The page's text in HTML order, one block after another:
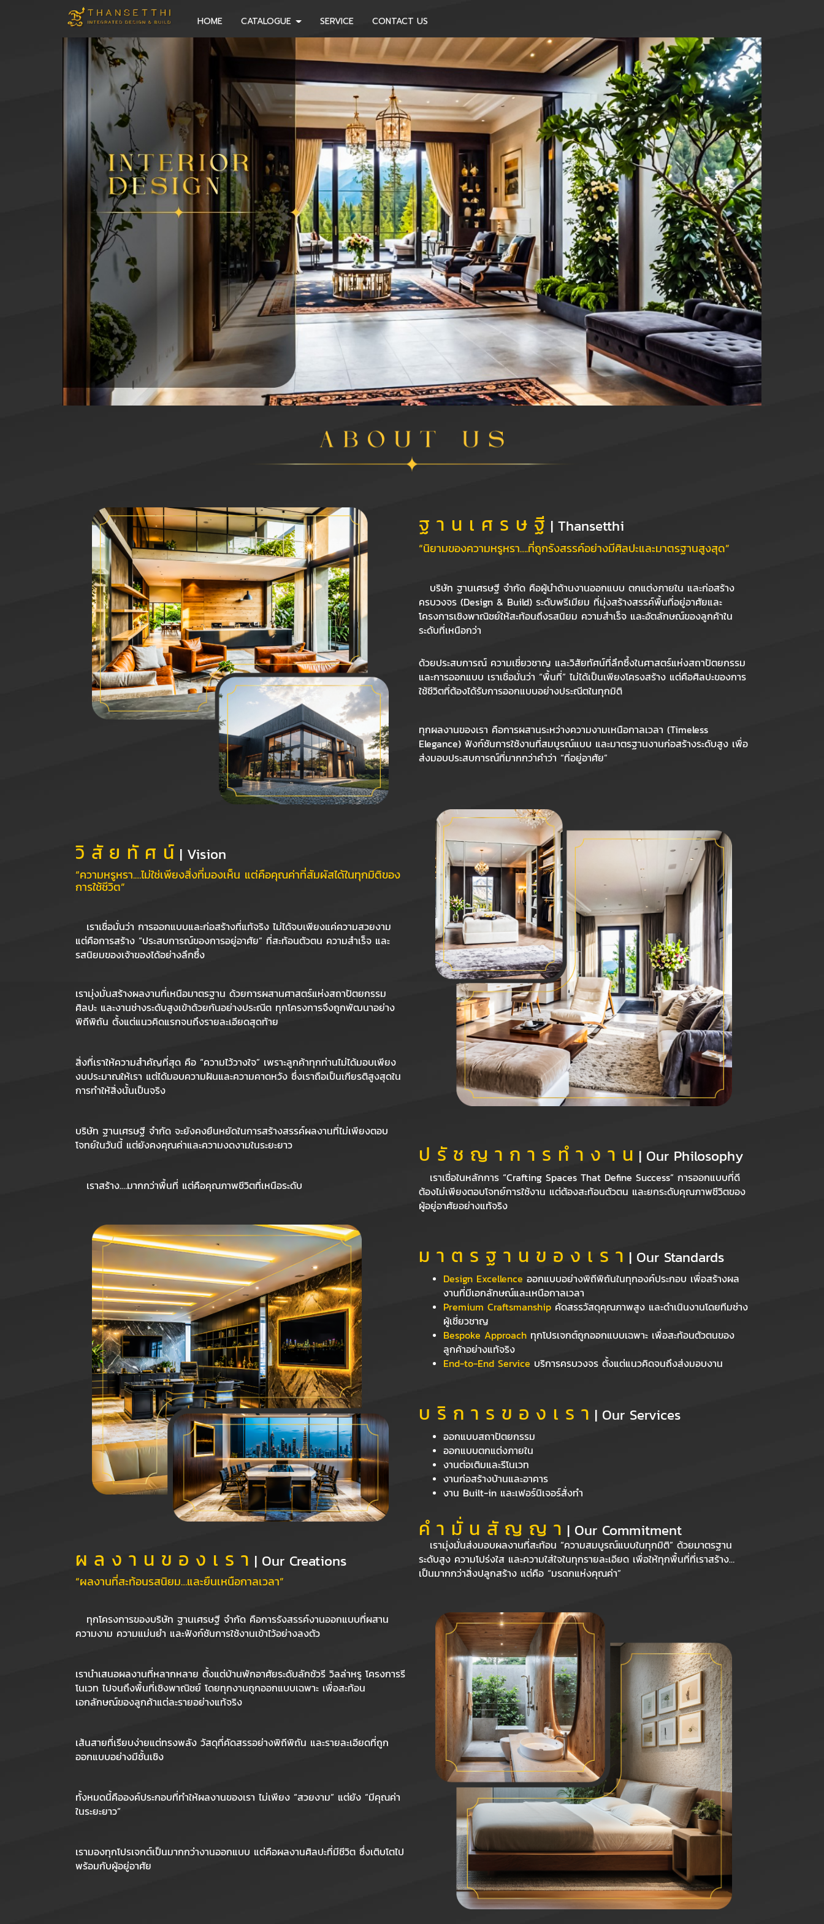
HOME CATALOGUE SERVICE CONTACT US
วิ สั ย ทั ศ น์ | Vision
“ความหรูหรา.…ไม่ใช่เพียงสิ่งที่มองเห็น แต่คือคุณค่าที่สัมผัสได้ในทุกมิติของ
การใช้ชีวิต”
เราเชื่อมั่นว่า การออกแบบและก่อสร้างที่แท้จริง ไม่ได้จบเพียงแค่ความสวยงาม
แต่คือการสร้าง “ประสบการณ์ของการอยู่อาศัย” ที่สะท้อนตัวตน ความสำเร็จ และ
รสนิยมของเจ้าของได้อย่างลึกซึ้ง
เรามุ่งมั่นสร้างผลงานที่เหนือมาตรฐาน ด้วยการผสานศาสตร์แห่งสถาปัตยกรรม
ศิลปะ และงานช่างระดับสูงเข้าด้วยกันอย่างประณีต ทุกโครงการจึงถูกพัฒนาอย่าง
พิถีพิถัน ตั้งแต่แนวคิดแรกจนถึงรายละเอียดสุดท้าย
สิ่งที่เราให้ความสำคัญที่สุด คือ “ความไว้วางใจ” เพราะลูกค้าทุกท่านไม่ได้มอบเพียง
งบประมาณให้เรา แต่ได้มอบความฝันและความคาดหวัง ซึ่งเราถือเป็นเกียรติสูงสุดใน
การทำให้สิ่งนั้นเป็นจริง
บริษัท ฐานเศรษฐี จำกัด จะยังคงยืนหยัดในการสร้างสรรค์ผลงานที่ไม่เพียงตอบ
โจทย์ในวันนี้ แต่ยังคงคุณค่าและความงดงามในระยะยาว
เราสร้าง.…มากกว่าพื้นที่ แต่คือคุณภาพชีวิตที่เหนือระดับ
ผ ล ง า น ข อ ง เ ร า | Our Creations
“ผลงานที่สะท้อนรสนิยม…และยืนเหนือกาลเวลา”
ทุกโครงการของบริษัท ฐานเศรษฐี จำกัด คือการรังสรรค์งานออกแบบที่ผสาน
ความงาม ความแม่นยำ และฟังก์ชันการใช้งานเข้าไว้อย่างลงตัว
เรานำเสนอผลงานที่หลากหลาย ตั้งแต่บ้านพักอาศัยระดับลักชัวรี วิลล่าหรู โครงการรี
โนเวท ไปจนถึงพื้นที่เชิงพาณิชย์ โดยทุกงานถูกออกแบบเฉพาะ เพื่อสะท้อน
เอกลักษณ์ของลูกค้าแต่ละรายอย่างแท้จริง
เส้นสายที่เรียบง่ายแต่ทรงพลัง วัสดุที่คัดสรรอย่างพิถีพิถัน และรายละเอียดที่ถูก
ออกแบบอย่างมีชั้นเชิง
ทั้งหมดนี้คือองค์ประกอบที่ทำให้ผลงานของเรา ไม่เพียง “สวยงาม” แต่ยัง “มีคุณค่า
ในระยะยาว”
เรามองทุกโปรเจกต์เป็นมากกว่างานออกแบบ แต่คือผลงานศิลปะที่มีชีวิต ซึ่งเติบโตไป
พร้อมกับผู้อยู่อาศัย
ฐ า น เ ศ ร ษ ฐี | Thansetthi
“นิยามของความหรูหรา….ที่ถูกรังสรรค์อย่างมีศิลปะและมาตรฐานสูงสุด”
บริษัท ฐานเศรษฐี จำกัด คือผู้นำด้านงานออกแบบ ตกแต่งภายใน และก่อสร้าง
ครบวงจร (Design & Build) ระดับพรีเมียม ที่มุ่งสร้างสรรค์พื้นที่อยู่อาศัยและ
โครงการเชิงพาณิชย์ให้สะท้อนถึงรสนิยม ความสำเร็จ และอัตลักษณ์ของลูกค้าใน
ระดับที่เหนือกว่า
ด้วยประสบการณ์ ความเชี่ยวชาญ และวิสัยทัศน์ที่ลึกซึ้งในศาสตร์แห่งสถาปัตยกรรม
และการออกแบบ เราเชื่อมั่นว่า “พื้นที่” ไม่ได้เป็นเพียงโครงสร้าง แต่คือศิลปะของการ
ใช้ชีวิตที่ต้องได้รับการออกแบบอย่างประณีตในทุกมิติ
ทุกผลงานของเรา คือการผสานระหว่างความงามเหนือกาลเวลา (Timeless
Elegance) ฟังก์ชันการใช้งานที่สมบูรณ์แบบ และมาตรฐานงานก่อสร้างระดับสูง เพื่อ
ส่งมอบประสบการณ์ที่มากกว่าคำว่า “ที่อยู่อาศัย”
ป รั ช ญ า ก า ร ทํ า ง า น | Our Philosophy
เราเชื่อในหลักการ “Crafting Spaces That Define Success” การออกแบบที่ดี
ต้องไม่เพียงตอบโจทย์การใช้งาน แต่ต้องสะท้อนตัวตน และยกระดับคุณภาพชีวิตของ
ผู้อยู่อาศัยอย่างแท้จริง
ม า ต ร ฐ า น ข อ ง เ ร า | Our Standards
Design Excellence ออกแบบอย่างพิถีพิถันในทุกองค์ประกอบ เพื่อสร้างผล
งานที่มีเอกลักษณ์และเหนือกาลเวลา
Premium Craftsmanship คัดสรรวัสดุคุณภาพสูง และดำเนินงานโดยทีมช่าง
ผู้เชี่ยวชาญ
Bespoke Approach ทุกโปรเจกต์ถูกออกแบบเฉพาะ เพื่อสะท้อนตัวตนของ
ลูกค้าอย่างแท้จริง
End-to-End Service บริการครบวงจร ตั้งแต่แนวคิดจนถึงส่งมอบงาน
บ ริ ก า ร ข อ ง เ ร า | Our Services
ออกแบบสถาปัตยกรรม
ออกแบบตกแต่งภายใน
งานต่อเติมและรีโนเวท
งานก่อสร้างบ้านและอาคาร
งาน Built-in และเฟอร์นิเจอร์สั่งทำ
คํ า มั่ น สั ญ ญ า | Our Commitment
เรามุ่งมั่นส่งมอบผลงานที่สะท้อน “ความสมบูรณ์แบบในทุกมิติ” ด้วยมาตรฐาน
ระดับสูง ความโปร่งใส และความใส่ใจในทุกรายละเอียด เพื่อให้ทุกพื้นที่ที่เราสร้าง…
เป็นมากกว่าสิ่งปลูกสร้าง แต่คือ “มรดกแห่งคุณค่า”